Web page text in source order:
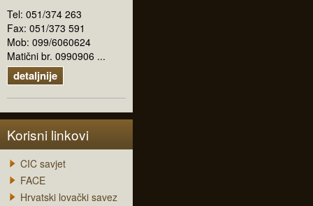
Tel: 051/374 263
Fax: 051/373 591
Mob: 099/6060624
Matični br. 0990906 ...
detaljnije
Korisni linkovi
CIC savjet
FACE
Hrvatski lovački savez